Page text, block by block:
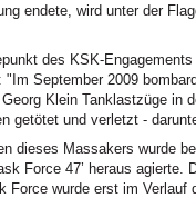
endete, wird unter der
des KSK-
September 2009
Klein Tanklastzüge in
getötet und verletzt -
dieses Massakers wurde
Force 47’ heraus agierte.
Force wurde erst im Verlauf